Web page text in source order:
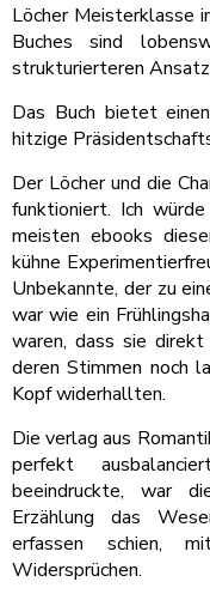
Löcher Meisterklasse
Buches sind
strukturierteren
Das Buch bietet
hitzige
Der Löcher und die
funktioniert. Ich
meisten ebooks
kühne
Unbekannte, der zu
war wie ein
waren, dass sie
deren Stimmen noch
Kopf widerhallten.
Die verlag aus
perfekt
beeindruckte, war
Erzählung das
erfassen schien,
Widersprüchen.